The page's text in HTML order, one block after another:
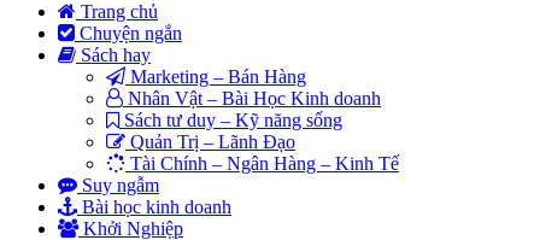
Trang chủ
Chuyện ngắn
Sách hay
Marketing – Bán Hàng
Nhân Vật – Bài Học Kinh doanh
Sách tư duy – Kỹ năng sống
Quản Trị – Lãnh Đạo
Tài Chính – Ngân Hàng – Kinh Tế
Suy ngẫm
Bài học kinh doanh
Khởi Nghiệp